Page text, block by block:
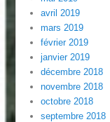
avril 2019
mars 2019
février 2019
janvier 2019
décembre 2018
novembre 2018
octobre 2018
septembre 2018